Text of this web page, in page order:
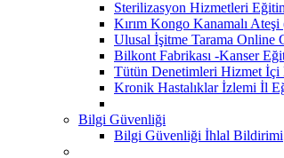
Sterilizasyon Hizmetleri
Kırım Kongo Kanamalı
Ulusal İşitme Tarama Online
Bilkont Fabrikası -Kanser
Tütün Denetimleri Hizmet İçi
Kronik Hastalıklar İzlemi İl
Bilgi Güvenliği
Bilgi Güvenliği İhlal Bildirimi